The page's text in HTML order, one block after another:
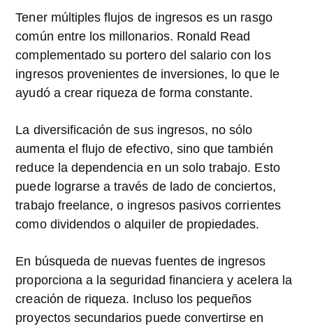
Tener múltiples flujos de ingresos es un rasgo
común entre los millonarios. Ronald Read
complementado su portero del salario con los
ingresos provenientes de inversiones, lo que le
ayudó a crear riqueza de forma constante.
La diversificación de sus ingresos, no sólo
aumenta el flujo de efectivo, sino que también
reduce la dependencia en un solo trabajo. Esto
puede lograrse a través de lado de conciertos,
trabajo freelance, o ingresos pasivos corrientes
como dividendos o alquiler de propiedades.
En búsqueda de nuevas fuentes de ingresos
proporciona a la seguridad financiera y acelera la
creación de riqueza. Incluso los pequeños
proyectos secundarios puede convertirse en